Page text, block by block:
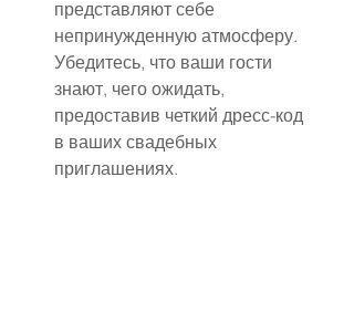
представляют себе
непринужденную атмосферу.
Убедитесь, что ваши гости
знают, чего ожидать,
предоставив четкий дресс-код
в ваших свадебных
приглашениях.